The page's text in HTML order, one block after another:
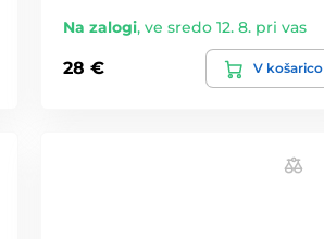
Na zalogi, ve sredo 12. 8. pri vas
28 € V košarico